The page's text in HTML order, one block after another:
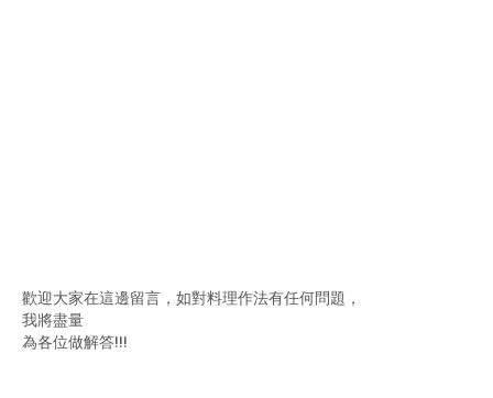
歡迎大家在這邊留言，如對料理作法有任何問題，
我將盡量
為各位做解答!!!